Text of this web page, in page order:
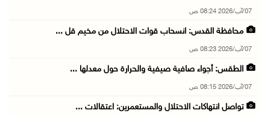
07/آب/2026 08:24 ص
محافظة القدس: انسحاب قوات الاحتلال من مخيم قل ...
07/آب/2026 08:23 ص
الطقس: أجواء صافية صيفية والحرارة حول معدلها ...
07/آب/2026 08:15 ص
تواصل انتهاكات الاحتلال والمستعمرين: اعتقالات ...